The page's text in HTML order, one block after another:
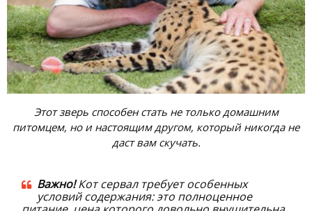
Этот зверь способен стать не только домашним
питомцем, но и настоящим другом, который никогда не
даст вам скучать.
Важно!Кот сервал требует особенных
условий содержания: это полноценное